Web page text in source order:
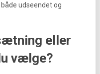
udseendet og
eller
vælge?